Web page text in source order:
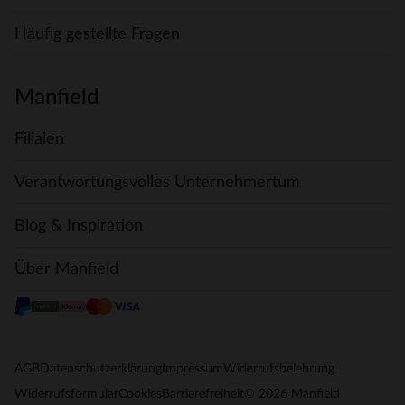
Häufig gestellte Fragen
Manfield
Filialen
Verantwortungsvolles Unternehmertum
Blog & Inspiration
Über Manfield
AGB Datenschutzerklärung Impressum Widerrufsbelehrung
WiderrufsformularCookies Barrierefreiheit © 2026 Manfield